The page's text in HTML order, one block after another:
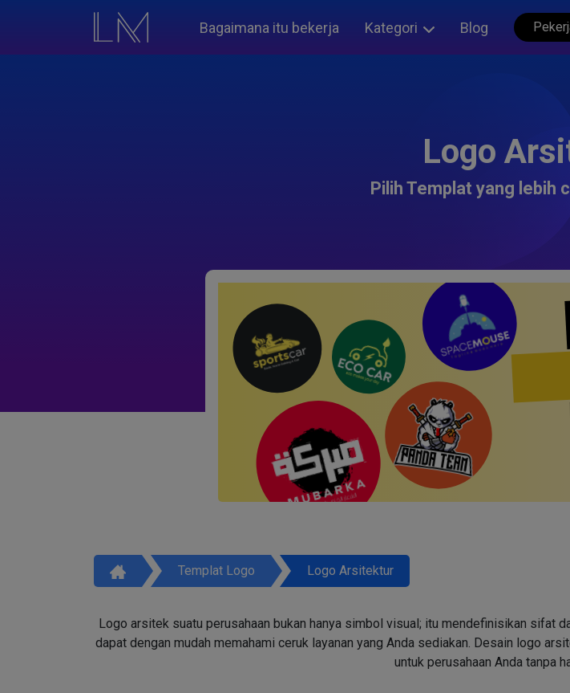
Bagaimana itu bekerja Kategori Blog
Logo
Pilih Templat yang lebih
Templat Logo Logo Arsitektur
Logo arsitek suatu perusahaan bukan hanya simbol visual; itu mendefinisikan sifat
dapat dengan mudah memahami ceruk layanan yang Anda sediakan. Desain logo
untuk perusahaan Anda tanpa